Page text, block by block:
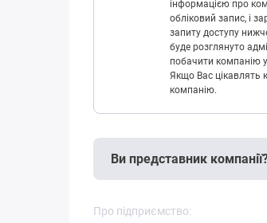
інформацією про
обліковий запис, і
запиту доступу
буде розглянуто
побачити компанію
Якщо Вас цікавлять
компанію.
Ви представник
Про підприємство: